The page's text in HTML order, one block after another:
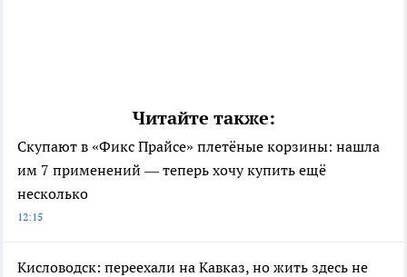
Читайте также:
Скупают в «Фикс Прайсе» плетёные корзины: нашла
им 7 применений — теперь хочу купить ещё
несколько
12:15
Кисловодск: переехали на Кавказ, но жить здесь не